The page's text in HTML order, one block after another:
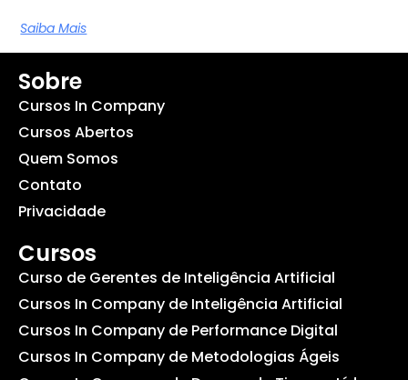
Saiba Mais
Sobre
Cursos In Company
Cursos Abertos
Quem Somos
Contato
Privacidade
Cursos
Curso de Gerentes de Inteligência Artificial
Cursos In Company de Inteligência Artificial
Cursos In Company de Performance Digital
Cursos In Company de Metodologias Ágeis